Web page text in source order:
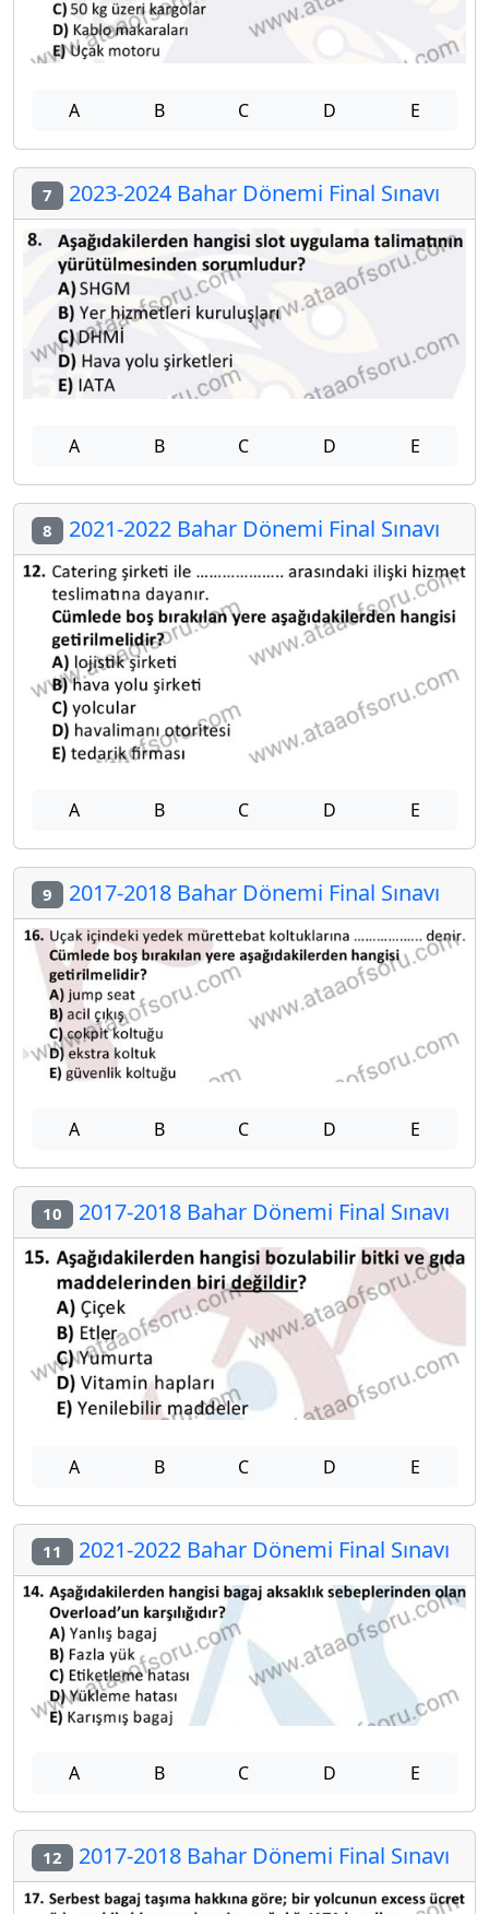
A B C D E
7 2023-2024 Bahar Dönemi Final Sınavı
A B C D E
8 2021-2022 Bahar Dönemi Final Sınavı
A B C D E
9 2017-2018 Bahar Dönemi Final Sınavı
A B C D E
10 2017-2018 Bahar Dönemi Final Sınavı
A B C D E
11 2021-2022 Bahar Dönemi Final Sınavı
A B C D E
12 2017-2018 Bahar Dönemi Final Sınavı